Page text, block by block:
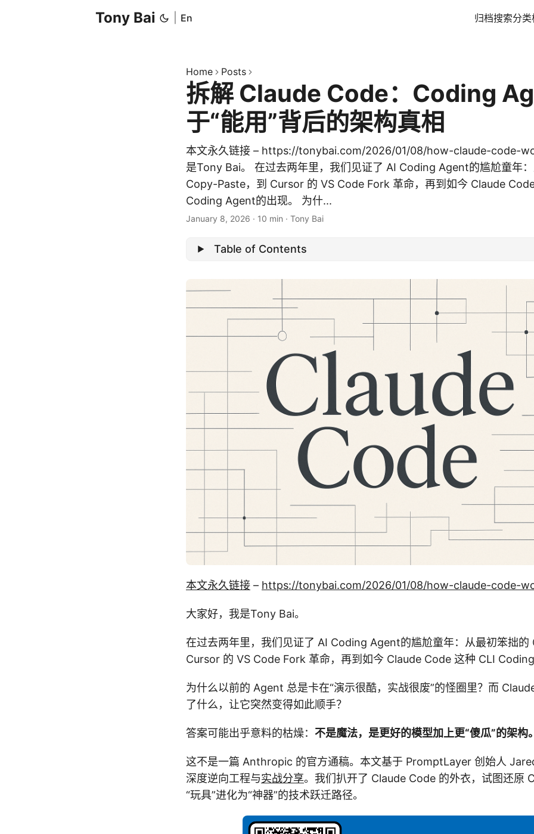
Tony Bai En 归档搜索分类
Home Posts
拆解 Claude Code：Coding
于“能用”背后的架构真相
本文永久链接 – https://tonybai.com/2026/01/08/how-claude-code-
是Tony Bai。 在过去两年里，我们见证了 AI Coding Agent的尴尬童年
Copy-Paste，到 Cursor 的 VS Code Fork 革命，再到如今 Claude
Coding Agent的出现。 为什...
January 8, 2026 · 10 min · Tony Bai
Table of Contents
本文永久链接 – https://tonybai.com/2026/01/08/how-claude-code-
大家好，我是Tony Bai。
在过去两年里，我们见证了 AI Coding Agent的尴尬童年：从最初笨拙的
Cursor 的 VS Code Fork 革命，再到如今 Claude Code 这种 CLI Coding
为什么以前的 Agent 总是卡在“演示很酷，实战很废”的怪圈里？而
了什么，让它突然变得如此顺手？
答案可能出乎意料的枯燥： 不是魔法，是更好的模型加上更“傻瓜”的架构。
这不是一篇 Anthropic 的官方通稿。本文基于 PromptLayer 创始人
深度逆向工程与实战分享。我们扒开了 Claude Code 的外衣，试图还原
“玩具”进化为“神器”的技术跃迁路径。